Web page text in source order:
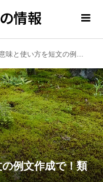
情報
を短文の例文作成で！類語や語源のお話！
例文作成で！類